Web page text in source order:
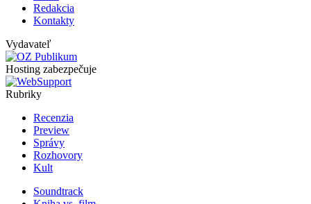
Redakcia
Kontakty
Vydavateľ
Hosting zabezpečuje
Rubriky
Recenzia
Preview
Správy
Rozhovory
Kult
Soundtrack